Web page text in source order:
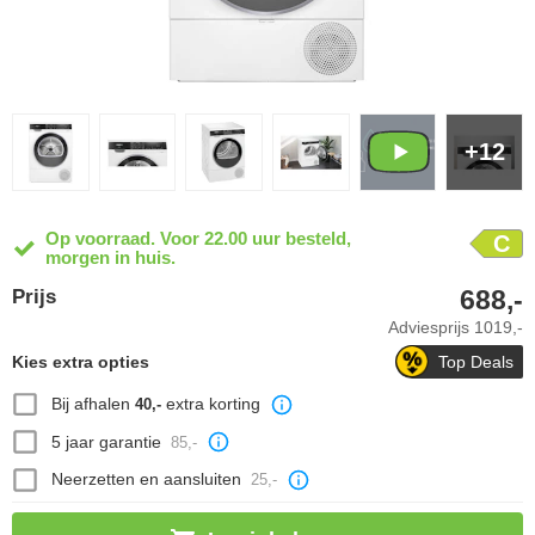
+12
Op voorraad. Voor 22.00 uur besteld,
morgen in huis.
C
Prijs
Adviesprijs 1019,-
688,-
Top Deals
Kies extra opties
Bij afhalen 40,-extra korting
5 jaar garantie 85,-
Neerzetten en aansluiten 25,-